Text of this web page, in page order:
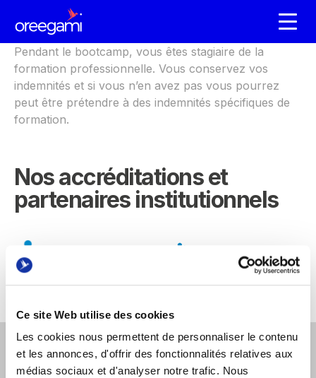
Ce site Web utilise des cookies
Les cookies nous permettent de personnaliser le contenu
et les annonces, d'offrir des fonctionnalités relatives aux
médias sociaux et d'analyser notre trafic. Nous
Pendant le bootcamp, vous êtes stagiaire de la
formation professionnelle. Vous conservez vos
indemnités et si vous n’en avez pas vous pourrez
peut être prétendre à des indemnités spécifiques de
formation.
Nos accréditations et
partenaires institutionnels
Restons en contact